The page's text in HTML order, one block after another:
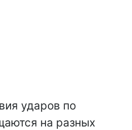
ударов по
на разных